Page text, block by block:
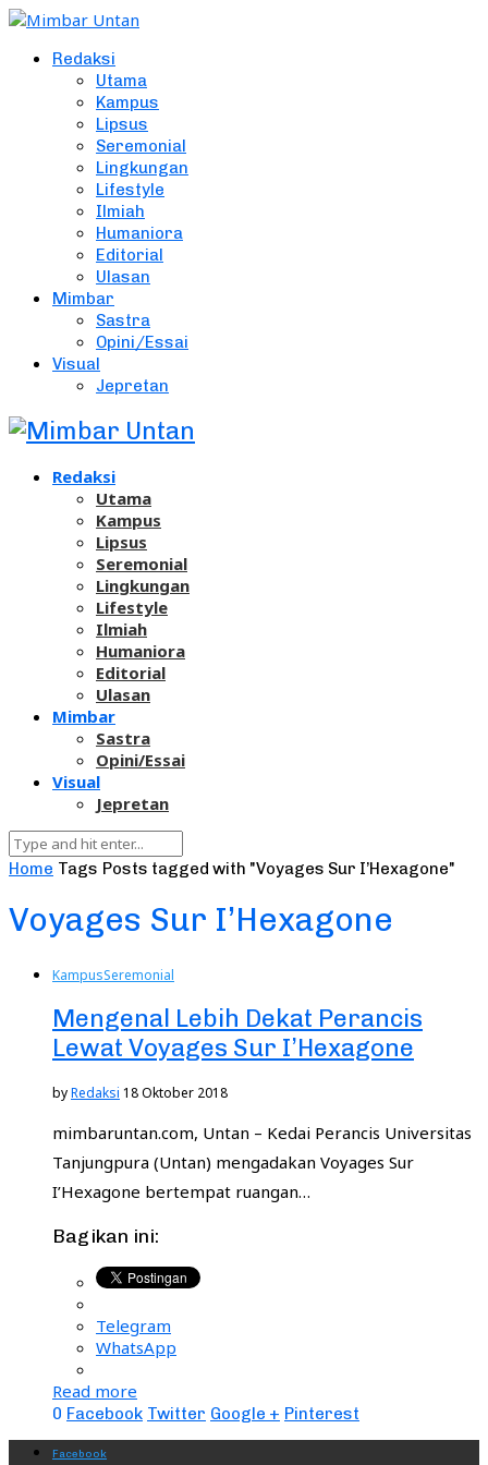
Redaksi
Utama
Kampus
Lipsus
Seremonial
Lingkungan
Lifestyle
Ilmiah
Humaniora
Editorial
Ulasan
Mimbar
Sastra
Opini/Essai
Visual
Jepretan
Redaksi
Utama
Kampus
Lipsus
Seremonial
Lingkungan
Lifestyle
Ilmiah
Humaniora
Editorial
Ulasan
Mimbar
Sastra
Opini/Essai
Visual
Jepretan
Home Tags Posts tagged with "Voyages Sur I’Hexagone"
Voyages Sur I’Hexagone
KampusSeremonial
Mengenal Lebih Dekat Perancis
Lewat Voyages Sur I’Hexagone
byRedaksi 18 Oktober 2018
mimbaruntan.com, Untan – Kedai Perancis Universitas
Tanjungpura (Untan) mengadakan Voyages Sur
I’Hexagone bertempat ruangan…
Bagikan ini:
Telegram
WhatsApp
Read more
0 Facebook Twitter Google + Pinterest
Facebook